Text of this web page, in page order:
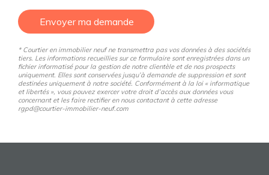
Envoyer ma demande
* Courtier en immobilier neuf ne transmettra pas vos données à des sociétés
tiers. Les informations recueillies sur ce formulaire sont enregistrées dans un
fichier informatisé pour la gestion de notre clientèle et de nos prospects
uniquement. Elles sont conservées jusqu’à demande de suppression et sont
destinées uniquement à notre société. Conformément à la loi « informatique
et libertés », vous pouvez exercer votre droit d’accès aux données vous
concernant et les faire rectifier en nous contactant à cette adresse
rgpd@courtier-immobilier-neuf.com